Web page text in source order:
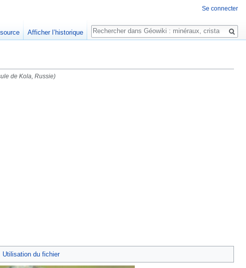
de Kola, Russie)
Utilisation du fichier
Se connecter
Afficher l’historique
Rechercher